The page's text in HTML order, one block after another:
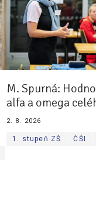
M. Spurná:
alfa a omega
2. 8. 2026
1. stupeň ZŠ ČŠI